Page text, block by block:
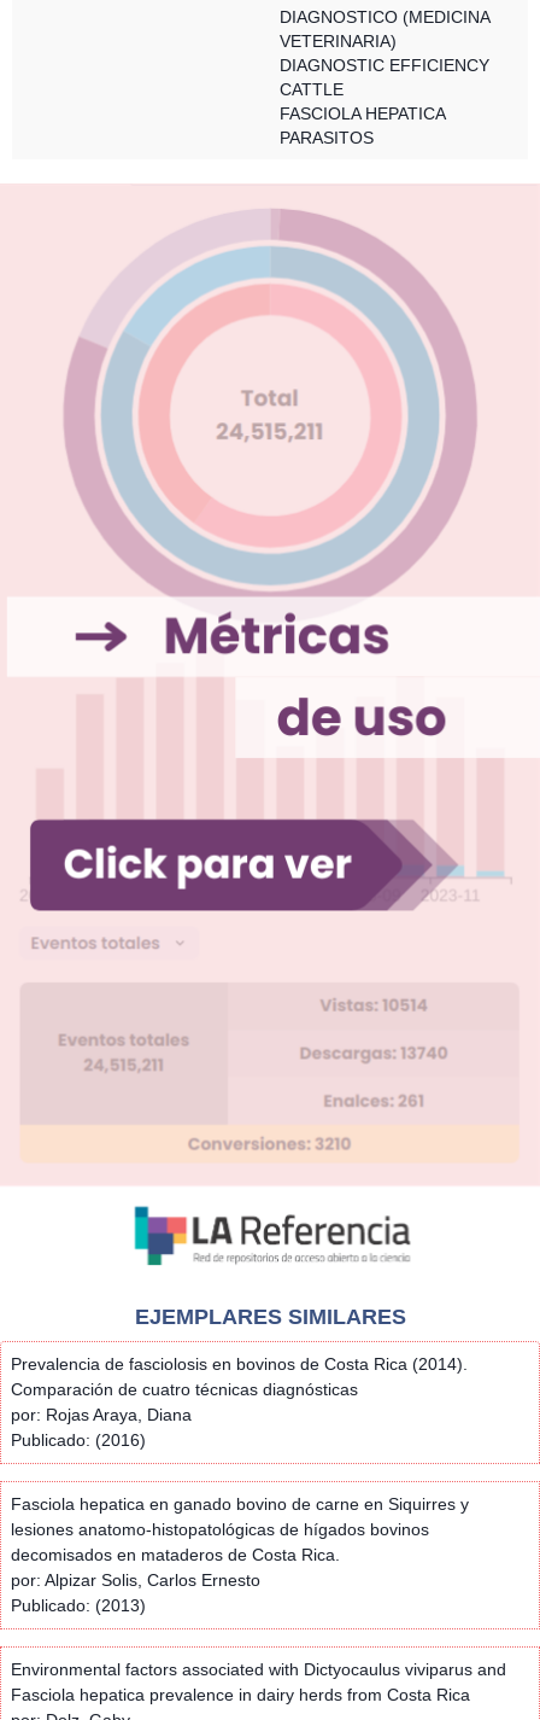
DIAGNOSTICO (MEDICINA
VETERINARIA)
DIAGNOSTIC EFFICIENCY
CATTLE
FASCIOLA HEPATICA
PARASITOS
EJEMPLARES SIMILARES
Prevalencia de fasciolosis en bovinos de Costa Rica (2014).
Comparación de cuatro técnicas diagnósticas
por: Rojas Araya, Diana
Publicado: (2016)
Fasciola hepatica en ganado bovino de carne en Siquirres y
lesiones anatomo-histopatológicas de hígados bovinos
decomisados en mataderos de Costa Rica.
por: Alpizar Solis, Carlos Ernesto
Publicado: (2013)
Environmental factors associated with Dictyocaulus viviparus and
Fasciola hepatica prevalence in dairy herds from Costa Rica